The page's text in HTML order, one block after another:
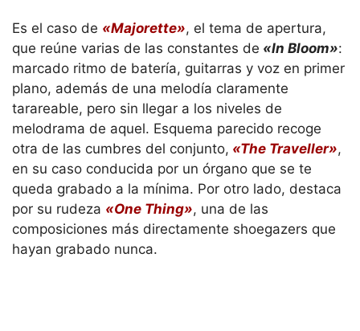
Es el caso de «Majorette», el tema de apertura,
que reúne varias de las constantes de «In Bloom»:
marcado ritmo de batería, guitarras y voz en primer
plano, además de una melodía claramente
tarareable, pero sin llegar a los niveles de
melodrama de aquel. Esquema parecido recoge
otra de las cumbres del conjunto, «The Traveller»,
en su caso conducida por un órgano que se te
queda grabado a la mínima. Por otro lado, destaca
por su rudeza «One Thing», una de las
composiciones más directamente shoegazers que
hayan grabado nunca.